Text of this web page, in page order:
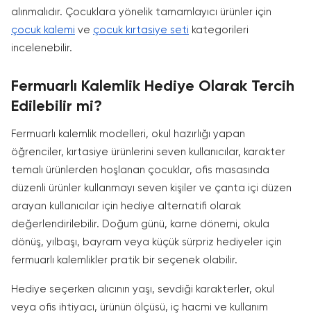
alınmalıdır. Çocuklara yönelik tamamlayıcı ürünler için
çocuk kalemi ve çocuk kırtasiye seti kategorileri
incelenebilir.
Fermuarlı Kalemlik Hediye Olarak Tercih
Edilebilir mi?
Fermuarlı kalemlik modelleri, okul hazırlığı yapan
öğrenciler, kırtasiye ürünlerini seven kullanıcılar, karakter
temalı ürünlerden hoşlanan çocuklar, ofis masasında
düzenli ürünler kullanmayı seven kişiler ve çanta içi düzen
arayan kullanıcılar için hediye alternatifi olarak
değerlendirilebilir. Doğum günü, karne dönemi, okula
dönüş, yılbaşı, bayram veya küçük sürpriz hediyeler için
fermuarlı kalemlikler pratik bir seçenek olabilir.
Hediye seçerken alıcının yaşı, sevdiği karakterler, okul
veya ofis ihtiyacı, ürünün ölçüsü, iç hacmi ve kullanım